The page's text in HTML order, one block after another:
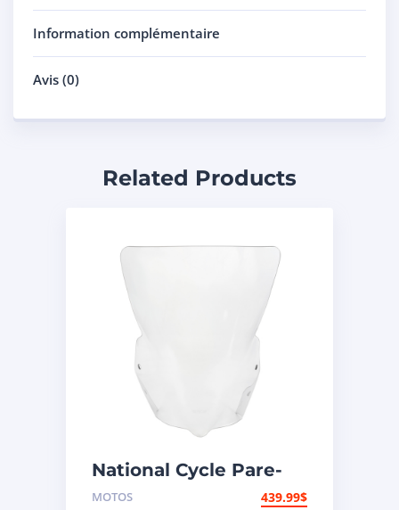
Information complémentaire
Avis (0)
Related Products
National Cycle Pare-
brise aéroacoustique
MOTOS 439.99$